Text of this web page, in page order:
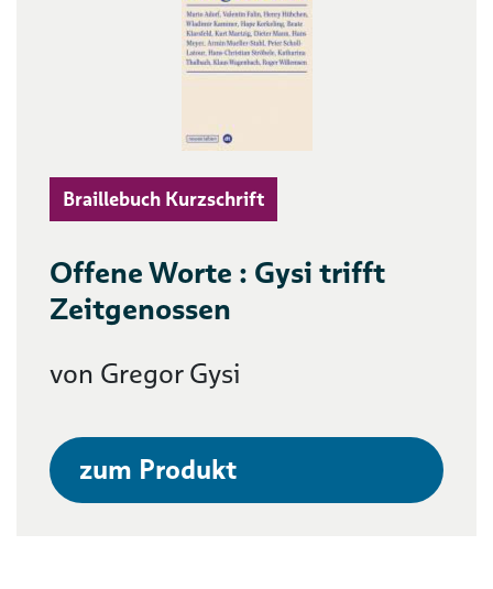
Braillebuch Kurzschrift
Offene Worte : Gysi trifft
Zeitgenossen
von Gregor Gysi
zum Produkt